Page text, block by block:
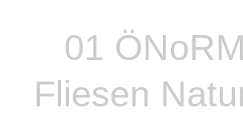
01
Fliesen